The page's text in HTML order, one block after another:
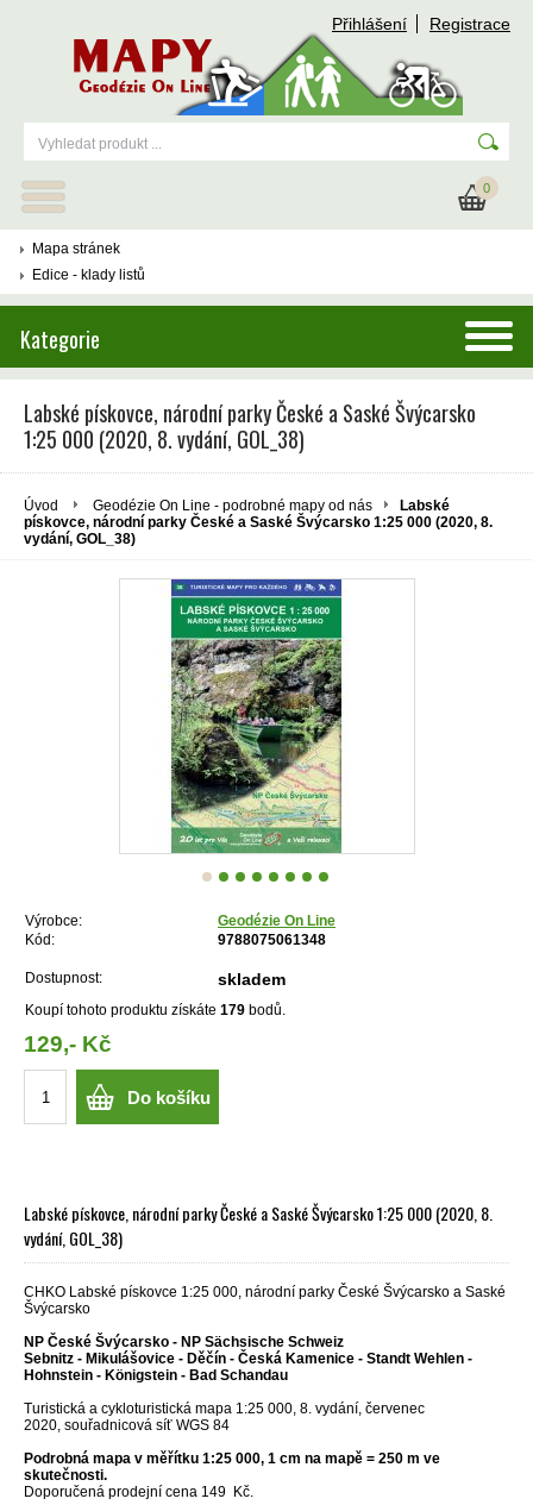
Přihlášení Registrace
0
Mapa stránek
Edice - klady listů
Kategorie
Labské pískovce, národní parky České a Saské Švýcarsko
1:25 000 (2020, 8. vydání, GOL_38)
Úvod Geodézie On Line - podrobné mapy od nás
Labské
pískovce, národní parky České a Saské Švýcarsko 1:25 000 (2020, 8.
vydání, GOL_38)
Výrobce:
Geodézie On Line
Kód:
9788075061348
Dostupnost: skladem
Koupí tohoto produktu získáte 179 bodů.
129,- Kč
Do košíku
Labské pískovce, národní parky České a Saské Švýcarsko 1:25 000 (2020, 8.
vydání, GOL_38)
CHKO Labské pískovce 1:25 000, národní parky České Švýcarsko a Saské
Švýcarsko
NP České Švýcarsko - NP Sächsische Schweiz
Sebnitz - Mikulášovice - Děčín - Česká Kamenice - Standt Wehlen -
Hohnstein - Königstein - Bad Schandau
Turistická a cykloturistická mapa 1:25 000, 8. vydání, červenec
2020, souřadnicová síť WGS 84
Podrobná mapa v měřítku 1:25 000, 1 cm na mapě = 250 m ve
skutečnosti.
Doporučená prodejní cena 149 Kč.